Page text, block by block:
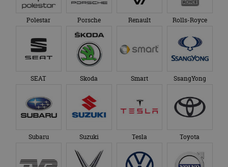
Polestar Porsche Renault Rolls-Royce
SEAT Skoda Smart SsangYong
Subaru Suzuki Tesla Toyota